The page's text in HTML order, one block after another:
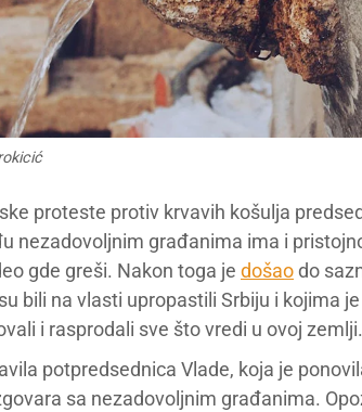
proteste protiv krvavih košulja
nezadovoljnim građanima ima i
gde greši. Nakon toga je došao do
bili na vlasti upropastili Srbiju i kojima
i rasprodali sve što vredi u ovoj zemlji.
potpredsednica Vlade, koja je
sa nezadovoljnim građanima.